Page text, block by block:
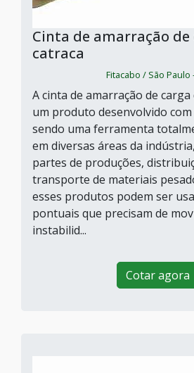
Cinta de amarração de
catraca
Fitacabo / São Paulo
A cinta de amarração de carga
um produto desenvolvido
sendo uma ferramenta
em diversas áreas da
partes de produções,
transporte de materiais
esses produtos podem ser
pontuais que precisam de
instabilid...
Cotar agora